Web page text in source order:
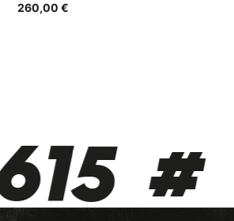
260,00 €
#